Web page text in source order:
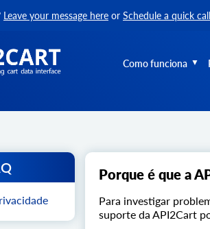
Leave your message here or Schedule a quick call
Como funciona
Porque é que a
Para investigar
suporte da API2Cart